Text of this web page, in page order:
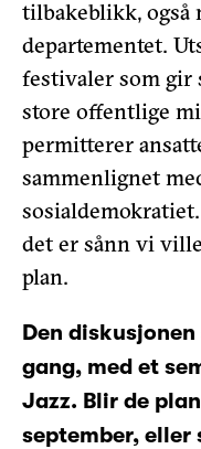
tilbakeblikk, også
departementet.
festivaler som gir
store offentlige
permitterer
sammenlignet
det er sånn vi
plan.
Den
gang, med et
Jazz. Blir de
september, eller